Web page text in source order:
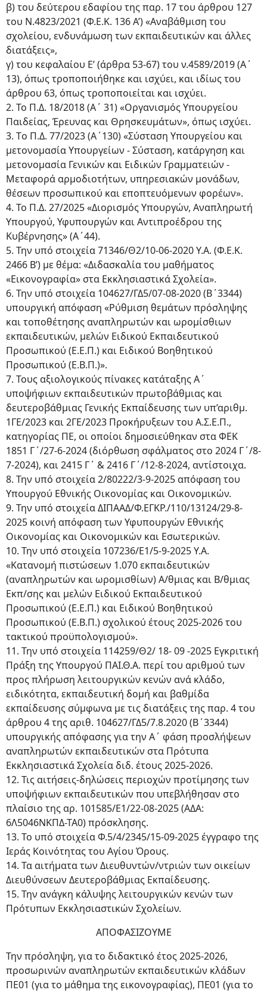
β) του δεύτερου εδαφίου της παρ. 17 του άρθρου 127
του Ν.4823/2021 (Φ.Ε.Κ. 136 Α’) «Αναβάθμιση του
σχολείου, ενδυνάμωση των εκπαιδευτικών και άλλες
διατάξεις»,
γ) του κεφαλαίου Ε’ (άρθρα 53-67) του ν.4589/2019 (Α΄
13), όπως τροποποιήθηκε και ισχύει, και ιδίως του
άρθρου 63, όπως τροποποιείται και ισχύει.
2. Το Π.Δ. 18/2018 (Α΄ 31) «Οργανισμός Υπουργείου
Παιδείας, Έρευνας και Θρησκευμάτων», όπως ισχύει.
3. Τo Π.Δ. 77/2023 (Α΄130) «Σύσταση Υπουργείου και
μετονομασία Υπουργείων - Σύσταση, κατάργηση και
μετονομασία Γενικών και Ειδικών Γραμματειών -
Μεταφορά αρμοδιοτήτων, υπηρεσιακών μονάδων,
θέσεων προσωπικού και εποπτευόμενων φορέων».
4. Το Π.Δ. 27/2025 «Διορισμός Υπουργών, Αναπληρωτή
Υπουργού, Υφυπουργών και Αντιπροέδρου της
Κυβέρνησης» (Α΄44).
5. Την υπό στοιχεία 71346/Θ2/10-06-2020 Υ.Α. (Φ.Ε.Κ.
2466 Β’) με θέμα: «Διδασκαλία του μαθήματος
«Εικονογραφία» στα Εκκλησιαστικά Σχολεία».
6. Την υπό στοιχεία 104627/ΓΔ5/07-08-2020 (Β΄3344)
υπουργική απόφαση «Ρύθμιση θεμάτων πρόσληψης
και τοποθέτησης αναπληρωτών και ωρομίσθιων
εκπαιδευτικών, μελών Ειδικού Εκπαιδευτικού
Προσωπικού (Ε.Ε.Π.) και Ειδικού Βοηθητικού
Προσωπικού (Ε.Β.Π.)».
7. Τους αξιολογικούς πίνακες κατάταξης Α΄
υποψήφιων εκπαιδευτικών πρωτοβάθμιας και
δευτεροβάθμιας Γενικής Εκπαίδευσης των υπ’αριθμ.
1ΓΕ/2023 και 2ΓΕ/2023 Προκήρυξεων του Α.Σ.Ε.Π.,
κατηγορίας ΠΕ, οι οποίοι δημοσιεύθηκαν στα ΦΕΚ
1851 Γ΄/27-6-2024 (διόρθωση σφάλματος στο 2024 Γ΄/8-
7-2024), και 2415 Γ΄ & 2416 Γ΄/12-8-2024, αντίστοιχα.
8. Την υπό στοιχεία 2/80222/3-9-2025 απόφαση του
Υπουργού Εθνικής Οικονομίας και Οικονομικών.
9. Την υπό στοιχεία ΔΙΠΑΑΔ/Φ.ΕΓΚΡ./110/13124/29-8-
2025 κοινή απόφαση των Υφυπουργών Εθνικής
Οικονομίας και Οικονομικών και Εσωτερικών.
10. Την υπό στοιχεία 107236/Ε1/5-9-2025 Υ.Α.
«Κατανομή πιστώσεων 1.070 εκπαιδευτικών
(αναπληρωτών και ωρομισθίων) Α/θμιας και Β/θμιας
Εκπ/σης και μελών Ειδικού Εκπαιδευτικού
Προσωπικού (Ε.Ε.Π.) και Ειδικού Βοηθητικού
Προσωπικού (Ε.Β.Π.) σχολικού έτους 2025-2026 του
τακτικού προϋπολογισμού».
11. Την υπό στοιχεία 114259/Θ2/ 18- 09 -2025 Εγκριτική
Πράξη της Υπουργού ΠΑΙ.Θ.Α. περί του αριθμού των
προς πλήρωση λειτουργικών κενών ανά κλάδο,
ειδικότητα, εκπαιδευτική δομή και βαθμίδα
εκπαίδευσης σύμφωνα με τις διατάξεις της παρ. 4 του
άρθρου 4 της αριθ. 104627/ΓΔ5/7.8.2020 (Β΄3344)
υπουργικής απόφασης για την Α΄ φάση προσλήψεων
αναπληρωτών εκπαιδευτικών στα Πρότυπα
Εκκλησιαστικά Σχολεία διδ. έτους 2025-2026.
12. Τις αιτήσεις-δηλώσεις περιοχών προτίμησης των
υποψήφιων εκπαιδευτικών που υπεβλήθησαν στο
πλαίσιο της αρ. 101585/Ε1/22-08-2025 (ΑΔΑ:
6Λ5046ΝΚΠΔ-ΤΑ0) πρόσκλησης.
13. Το υπό στοιχεία Φ.5/4/2345/15-09-2025 έγγραφο της
Ιεράς Κοινότητας του Αγίου Όρους.
14. Τα αιτήματα των Διευθυντών/ντριών των οικείων
Διευθύνσεων Δευτεροβάθμιας Εκπαίδευσης.
15. Την ανάγκη κάλυψης λειτουργικών κενών των
Πρότυπων Εκκλησιαστικών Σχολείων.
ΑΠΟΦΑΣΙΖΟΥΜΕ
Την πρόσληψη, για το διδακτικό έτος 2025-2026,
προσωρινών αναπληρωτών εκπαιδευτικών κλάδων
ΠΕ01 (για το μάθημα της εικονογραφίας), ΠΕ01 (για το